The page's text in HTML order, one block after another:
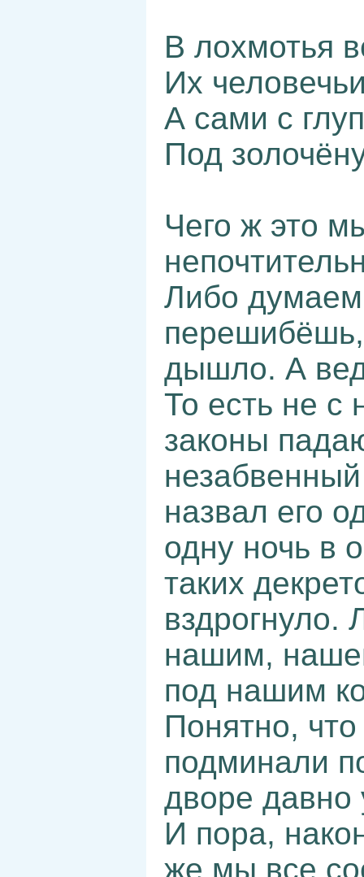
В лохмотья
Их
А сами с
Под
Чего ж это
Либо
дышло. А
То есть не с
законы
назвал его
одну ночь в
таких
вздрогнуло.
нашим,
под нашим
Понятно, что
подминали
дворе давно
И пора,
же мы все